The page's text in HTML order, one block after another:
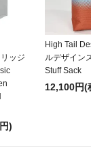
ッジ
)
High Tail
ルデザイン
Stuff Sack
12,100円(